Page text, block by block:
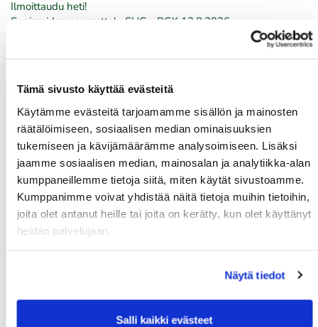
Tämä sivusto käyttää evästeitä
Käytämme evästeitä tarjoamamme sisällön ja mainosten
räätälöimiseen, sosiaalisen median ominaisuuksien
tukemiseen ja kävijämäärämme analysoimiseen. Lisäksi
jaamme sosiaalisen median, mainosalan ja analytiikka-alan
kumppaneillemme tietoja siitä, miten käytät sivustoamme.
Kumppanimme voivat yhdistää näitä tietoja muihin tietoihin,
joita olet antanut heille tai joita on kerätty, kun olet käyttänyt
heidän palvelujaan.
Näytä tiedot
Salli kaikki evästeet
Ilmoittaudu heti!
​​​​​​​Senioreiden seuraottelu SHG - PGK 13.8.2026.
21.-23.8.2026
03.08.
Tule töihin Kalafornian asiakaspalveluun
03.08.
Golfshop Open 27r
Naisten maksuton ryhmäopetus to 6.8. klo 19:00-20:00